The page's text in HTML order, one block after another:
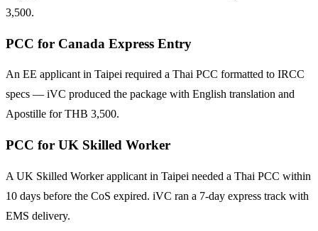
3,500.
PCC for Canada Express Entry
An EE applicant in Taipei required a Thai PCC formatted to IRCC
specs — iVC produced the package with English translation and
Apostille for THB 3,500.
PCC for UK Skilled Worker
A UK Skilled Worker applicant in Taipei needed a Thai PCC within
10 days before the CoS expired. iVC ran a 7-day express track with
EMS delivery.